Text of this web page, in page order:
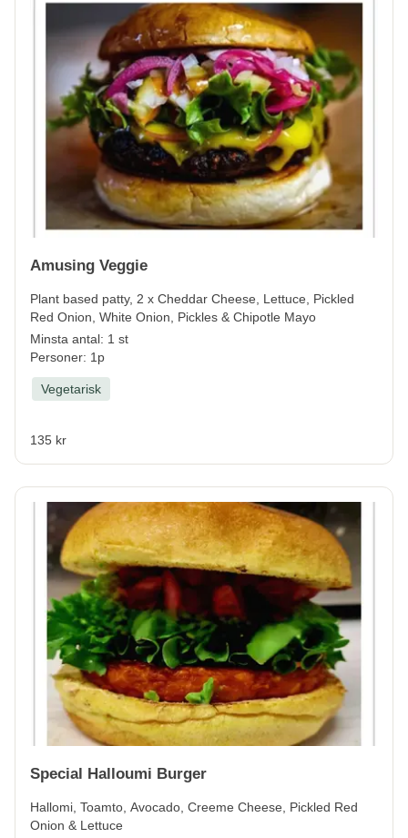
Amusing Veggie
Plant based patty, 2 x Cheddar Cheese, Lettuce, Pickled
Red Onion, White Onion, Pickles & Chipotle Mayo
Minsta antal: 1 st
Personer: 1p
Vegetarisk
135 kr
Special Halloumi Burger
Hallomi, Toamto, Avocado, Creeme Cheese, Pickled Red
Onion & Lettuce